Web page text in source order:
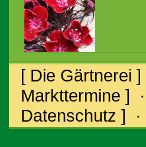
[ Die Gärtnerei ]
Markttermine ] ·
Datenschutz ] ·